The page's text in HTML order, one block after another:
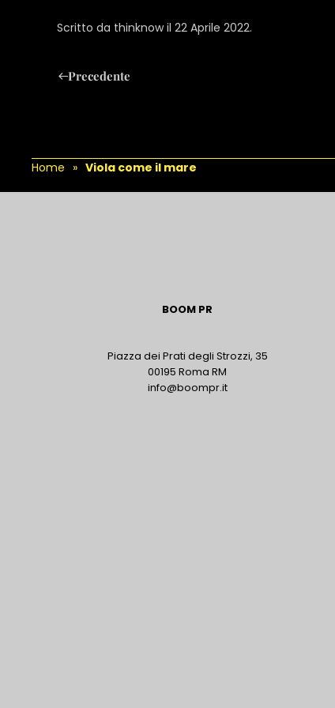
Scritto da thinknowil 22 Aprile 2022.
Precedente
Home Viola come il mare
BOOM PR
Piazza dei Prati degli Strozzi, 35
00195 Roma RM
info@boompr.it